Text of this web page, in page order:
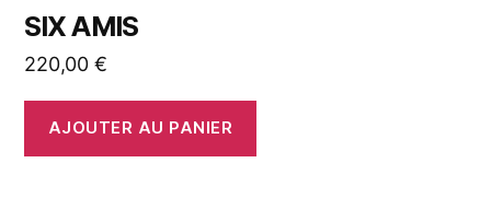
SIX AMIS
220,00 €
AJOUTER AU PANIER